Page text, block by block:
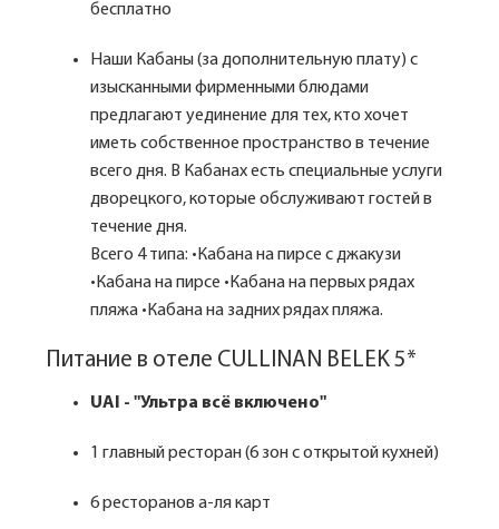
бесплатно
Наши Кабаны (за дополнительную плату) с
изысканными фирменными блюдами
предлагают уединение для тех, кто хочет
иметь собственное пространство в течение
всего дня. В Кабанах есть специальные услуги
дворецкого, которые обслуживают гостей в
течение дня.
Всего 4 типа: •Кабана на пирсе с джакузи
•Кабана на пирсе •Кабана на первых рядах
пляжа •Кабана на задних рядах пляжа.
Питание в отеле CULLINAN BELEK 5*
UAI - "Ультра всё включено"
1 главный ресторан (6 зон с открытой кухней)
6 ресторанов а-ля карт